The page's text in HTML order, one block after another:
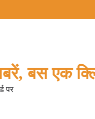
बस एक
पर